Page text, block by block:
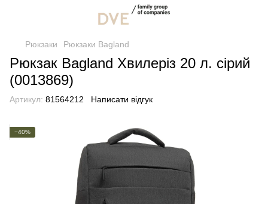
Рюкзаки Рюкзаки Bagland
Рюкзак Bagland Хвилеріз 20 л. сірий
(0013869)
Артикул: 81564212 Написати відгук
−40%